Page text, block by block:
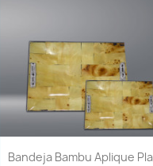
 VISTA RÁPIDA
Bandeja Bambu Aplique